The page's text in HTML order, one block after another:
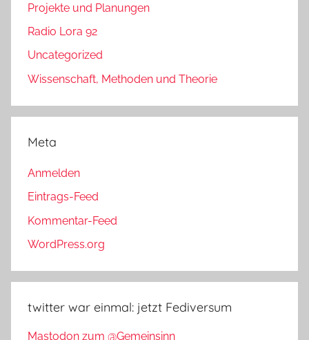
Projekte und Planungen
Radio Lora 92
Uncategorized
Wissenschaft, Methoden und Theorie
Meta
Anmelden
Eintrags-Feed
Kommentar-Feed
WordPress.org
twitter war einmal: jetzt Fediversum
Mastodon zum @Gemeinsinn